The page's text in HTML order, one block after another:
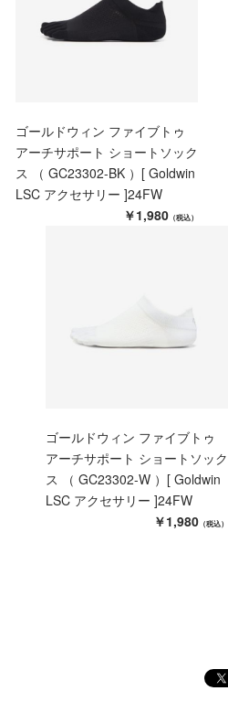
ゴールドウィン ファイブトゥ
アーチサポート ショートソック
ス （ GC23302-BK ）[ Goldwin
LSC アクセサリー ]24FW
￥1,980 （税込）
ゴールドウィン ファイブトゥ
アーチサポート ショートソック
ス （ GC23302-W ）[ Goldwin
LSC アクセサリー ]24FW
￥1,980 （税込）